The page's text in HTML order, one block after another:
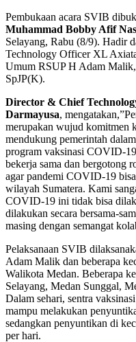
Pembukaan acara SVIB
Muhammad Bobby Afif
Selayang, Rabu (8/9). Hadir
Technology Officer XL
Umum RSUP H Adam
SpJP(K).
Director & Chief
Darmayusa,
merupakan wujud komitmen
mendukung pemerintah
program vaksinasi COVID-
bekerja sama dan bergotong
agar pandemi COVID-19
wilayah Sumatera. Kami
COVID-19 ini tidak bisa
dilakukan secara bersama-
masing dengan semangat
Pelaksanaan SVIB
Adam Malik dan beberapa
Walikota Medan. Beberapa
Selayang, Medan Sunggal,
Dalam sehari, sentra
mampu melakukan
sedangkan penyuntikan di
per hari.